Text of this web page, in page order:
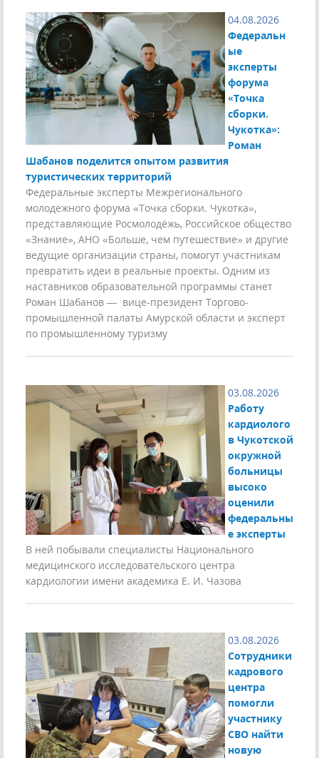
04.08.2026
Федеральн
ые
эксперты
форума
«Точка
сборки.
Чукотка»:
Роман
Шабанов поделится опытом развития
туристических территорий
Федеральные эксперты Межрегионального
молодежного форума «Точка сборки. Чукотка»,
представляющие Росмолодёжь, Российское общество
«Знание», АНО «Больше, чем путешествие» и другие
ведущие организации страны, помогут участникам
превратить идеи в реальные проекты. Одним из
наставников образовательной программы станет
Роман Шабанов — вице-президент Торгово-
промышленной палаты Амурской области и эксперт
по промышленному туризму
03.08.2026
Работу
кардиолого
в Чукотской
окружной
больницы
высоко
оценили
федеральны
е эксперты
В ней побывали специалисты Национального
медицинского исследовательского центра
кардиологии имени академика Е. И. Чазова
03.08.2026
Сотрудники
кадрового
центра
помогли
участнику
СВО найти
новую